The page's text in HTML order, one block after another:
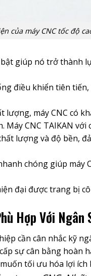
của máy CNC tốc độ
giúp nó trở thành
điều khiển tiên
lượng, máy CNC có
CNC TAIKAN
lượng và độ bền,
chóng giúp máy
đại được trang bị
Hợp Với Ngân
cần cân nhắc kỹ
sự cân bằng hoàn
tối ưu hóa lợi ích